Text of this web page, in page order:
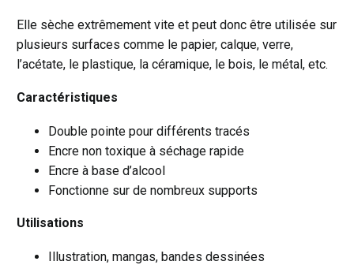
Elle sèche extrêmement vite et peut donc être utilisée sur
plusieurs surfaces comme le papier, calque, verre,
l’acétate, le plastique, la céramique, le bois, le métal, etc.
Caractéristiques
Double pointe pour différents tracés
Encre non toxique à séchage rapide
Encre à base d’alcool
Fonctionne sur de nombreux supports
Utilisations
Illustration, mangas, bandes dessinées